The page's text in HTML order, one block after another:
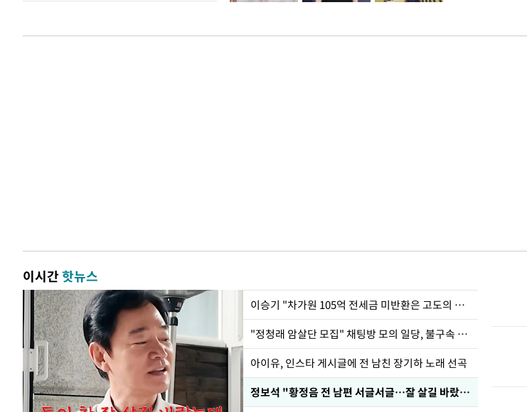
이시간핫뉴스
이승기 "차가원 105억 전세금 미반환은 고도의 사기"
"정청래 암살단 모집" 채팅방 모의 일당, 불구속 송치
아이유, 인스타 게시글에 전 남친 장기하 노래 선곡
정보석 "황정음 전 남편 서글서글…잘 살길 바랐는데"